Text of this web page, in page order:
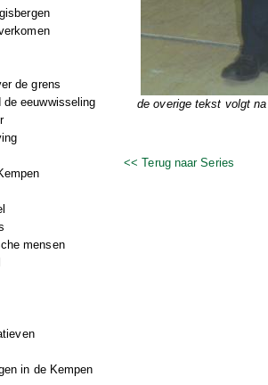
de grens
de eeuwwisseling
mensen
in de Kempen
de overige tekst volgt
<< Terug naar Series